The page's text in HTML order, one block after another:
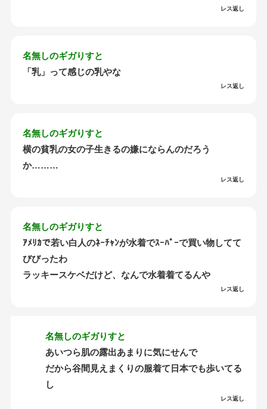
レス返し
名無しのギガりすと
「乳」って感じの乳やな
レス返し
名無しのギガりすと
横の貧乳の女の子生きるの嫌にならんのだろう
か………
レス返し
名無しのギガりすと
ｱﾒﾘｶで若い白人のﾈｰﾁｬﾝが水着でｽｰﾊﾟｰで買い物してて
びびったわ
ラッキースケベだけど、なんで水着着てるんや
レス返し
名無しのギガりすと
あいつら肌の露出あまりに気にせんで
だから谷間見えまくりの服着て日本でも歩いてる
し
レス返し